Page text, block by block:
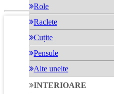
Role
Raclete
Cuțite
Pensule
Alte unelte
INTERIOARE